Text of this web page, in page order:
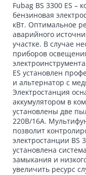
Fubag BS 3300 ES –
бензиновая
кВт. Оптимальное
аварийного
участке. В случае
приборов
ES установлен
и альтернатор с
Электростанция
аккумулятором в
установлены две
220В/16А.
позволит
электростанции BS
установлена
замыкания и
увеличить ресурс